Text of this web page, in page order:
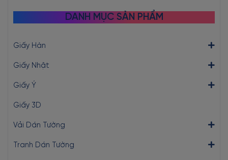
DANH MỤC SẢN PHẨM
Giấy Hàn
Giấy Nhật
Giấy Ý
Giấy 3D
Vải Dán Tường
Tranh Dán Tường